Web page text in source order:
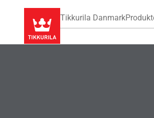
Tikkurila Danmark